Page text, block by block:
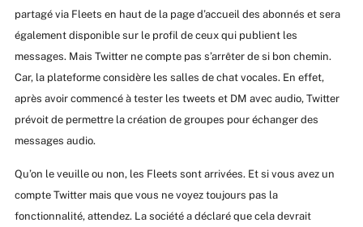
partagé via Fleets en haut de la page d’accueil des abonnés et sera
également disponible sur le profil de ceux qui publient les
messages. Mais Twitter ne compte pas s’arrêter de si bon chemin.
Car, la plateforme considère les salles de chat vocales. En effet,
après avoir commencé à tester les tweets et DM avec audio, Twitter
prévoit de permettre la création de groupes pour échanger des
messages audio.
Qu’on le veuille ou non, les Fleets sont arrivées. Et si vous avez un
compte Twitter mais que vous ne voyez toujours pas la
fonctionnalité, attendez. La société a déclaré que cela devrait